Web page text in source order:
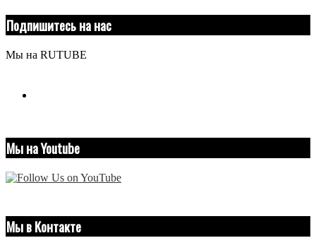
Подпишитесь на нас
Мы на RUTUBE
Мы на Youtube
Мы в Контакте